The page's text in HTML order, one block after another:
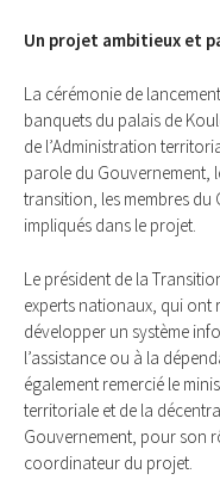
Un projet ambitieux et
La cérémonie de
banquets du palais de
de l’Administration
parole du Gouvernement,
transition, les membres du
impliqués dans le projet.
Le président de la
experts nationaux, qui ont
développer un système
l’assistance ou à la
également remercié le
territoriale et de la
Gouvernement, pour son
coordinateur du projet.